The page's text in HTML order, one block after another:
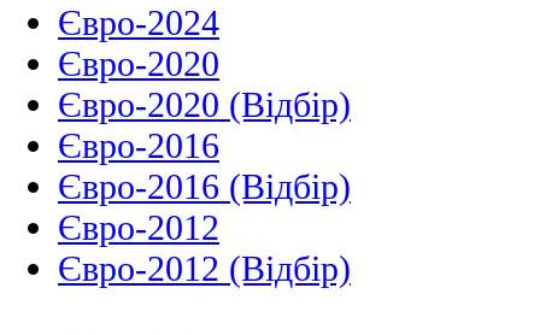
Євро-2024
Євро-2020
Євро-2020 (Відбір)
Євро-2016
Євро-2016 (Відбір)
Євро-2012
Євро-2012 (Відбір)